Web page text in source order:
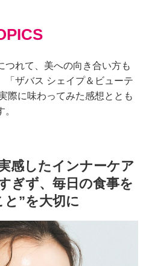
つれて、美への向き合い方も
「ザバス シェイプ＆ビューテ
際に味わってみた感想ととも
感したインナーケア
ぎず、毎日の食事を
と”を大切に